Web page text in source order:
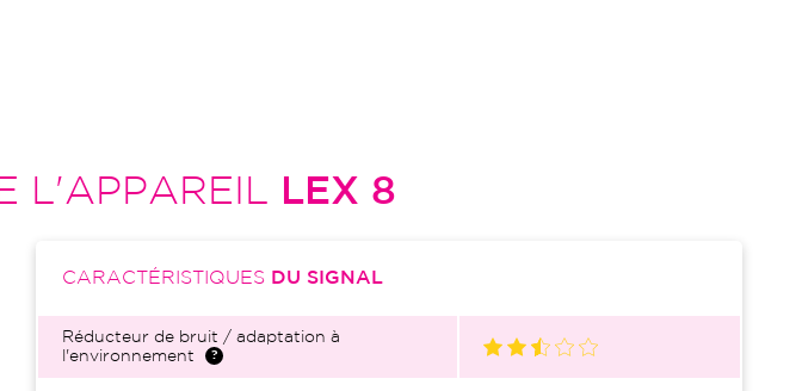
L'APPAREIL LEX 8
CARACTÉRISTIQUES DU SIGNAL
Réducteur de bruit / adaptation à
l'environnement